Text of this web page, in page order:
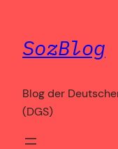
springen
SozBlog
Blog der
(DGS)